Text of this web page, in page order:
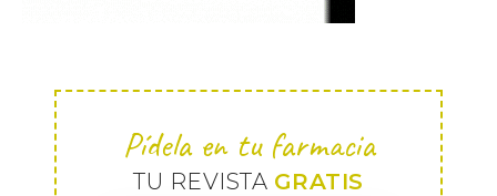
Pídela en tu farmacia
TU REVISTA GRATIS